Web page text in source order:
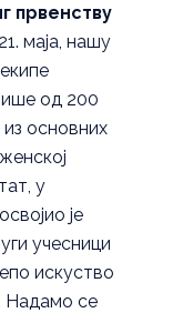
првенству
маја, нашу
од 200
основних
у
је
учесници
искуство
Надамо се